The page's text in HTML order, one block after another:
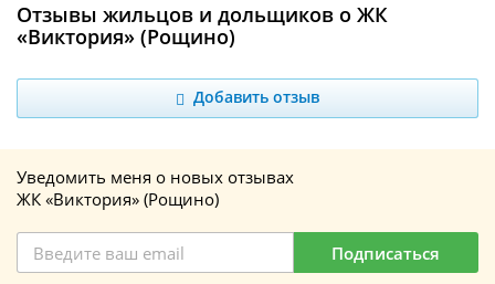
Отзывы жильцов и дольщиков о ЖК
«Виктория» (Рощино)
Добавить отзыв
Уведомить меня о новых отзывах
ЖК «Виктория» (Рощино)
Подписаться